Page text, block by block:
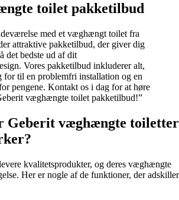
toilet pakketilbud
med et væghængt toilet fra
attraktive pakketilbud, der giver dig
det bedste ud af dit
Vores pakketilbud inkluderer alt,
for til en problemfri installation og en
pengene. Kontakt os i dag for at høre
væghængte toilet pakketilbud!”
Geberit væghængte toiletter
kvalitetsprodukter, og deres væghængte
Her er nogle af de funktioner, der adskiller